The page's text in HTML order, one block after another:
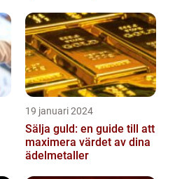
19 januari 2024
Sälja guld: en guide till att
maximera värdet av dina
ädelmetaller